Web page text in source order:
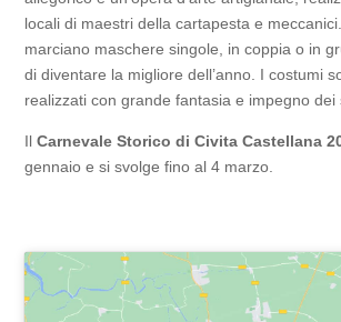
locali di maestri della cartapesta e
marciano maschere singole, in coppia o in
di diventare la migliore dell’anno. I costumi
realizzati con grande fantasia e impegno dei
IlCarnevale Storico di Civita Castellana
gennaio e si svolge fino al 4 marzo.